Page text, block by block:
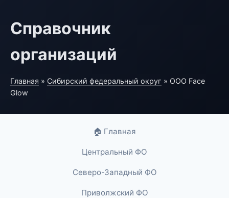
Справочник
организаций
Главная » Сибирский федеральный округ » ООО Face
Glow
🏠 Главная
Центральный ФО
Северо-Западный ФО
Приволжский ФО